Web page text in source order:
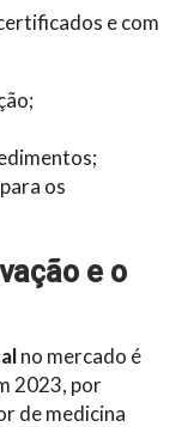
e com
os
e o
no mercado é
2023, por
de medicina